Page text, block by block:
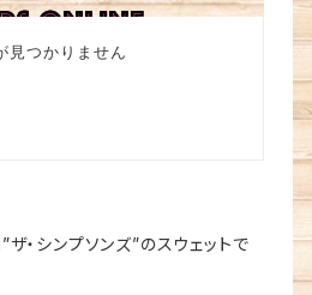
・シンプソンズ”のスウェットで